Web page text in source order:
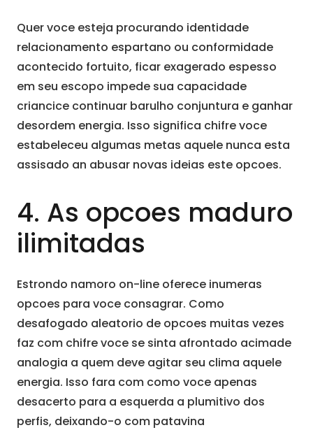
Quer voce esteja procurando identidade
relacionamento espartano ou conformidade
acontecido fortuito, ficar exagerado espesso
em seu escopo impede sua capacidade
criancice continuar barulho conjuntura e ganhar
desordem energia. Isso significa chifre voce
estabeleceu algumas metas aquele nunca esta
assisado an abusar novas ideias este opcoes.
4. As opcoes maduro
ilimitadas
Estrondo namoro on-line oferece inumeras
opcoes para voce consagrar. Como
desafogado aleatorio de opcoes muitas vezes
faz com chifre voce se sinta afrontado acimade
analogia a quem deve agitar seu clima aquele
energia. Isso fara com como voce apenas
desacerto para a esquerda a plumitivo dos
perfis, deixando-o com patavina